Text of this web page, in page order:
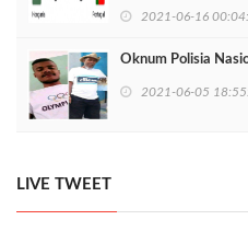
2021-06-16
Oknum Polisia
2021-06-05
LIVE TWEET